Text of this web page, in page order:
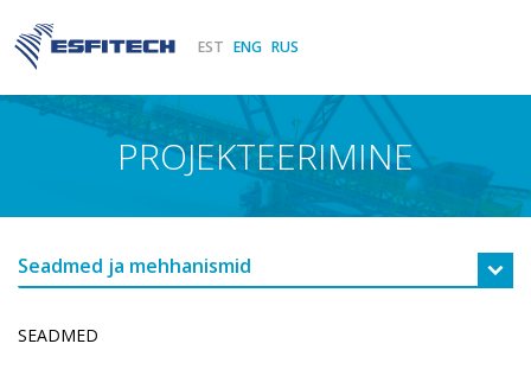
ESFITECH EST ENG RUS
PROJEKTEERIMINE
Seadmed ja mehhanismid
SEADMED